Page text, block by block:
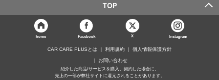
TOP
home Facebook X Instagram
CAR CARE PLUSとは 利用規約 個人情報保護方針
お問い合わせ
紹介した商品/サービスを購入、契約した場合に、
売上の一部が弊社サイトに還元されることがあります。